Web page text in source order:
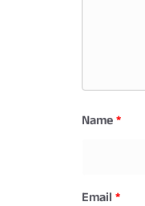
Name*
Email *